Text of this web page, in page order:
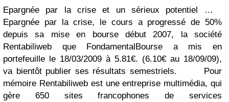
Epargnée par la crise et un sérieux potentiel …
Epargnée par la crise, le cours a progressé de 50%
depuis sa mise en bourse début 2007, la société
Rentabiliweb que FondamentalBourse a mis en
portefeuille le 18/03/2009 à 5.81€. (6.10€ au 18/09/09),
va bientôt publier ses résultats semestriels. Pour
mémoire Rentabiliweb est une entreprise multimédia, qui
gère 650 sites francophones de services